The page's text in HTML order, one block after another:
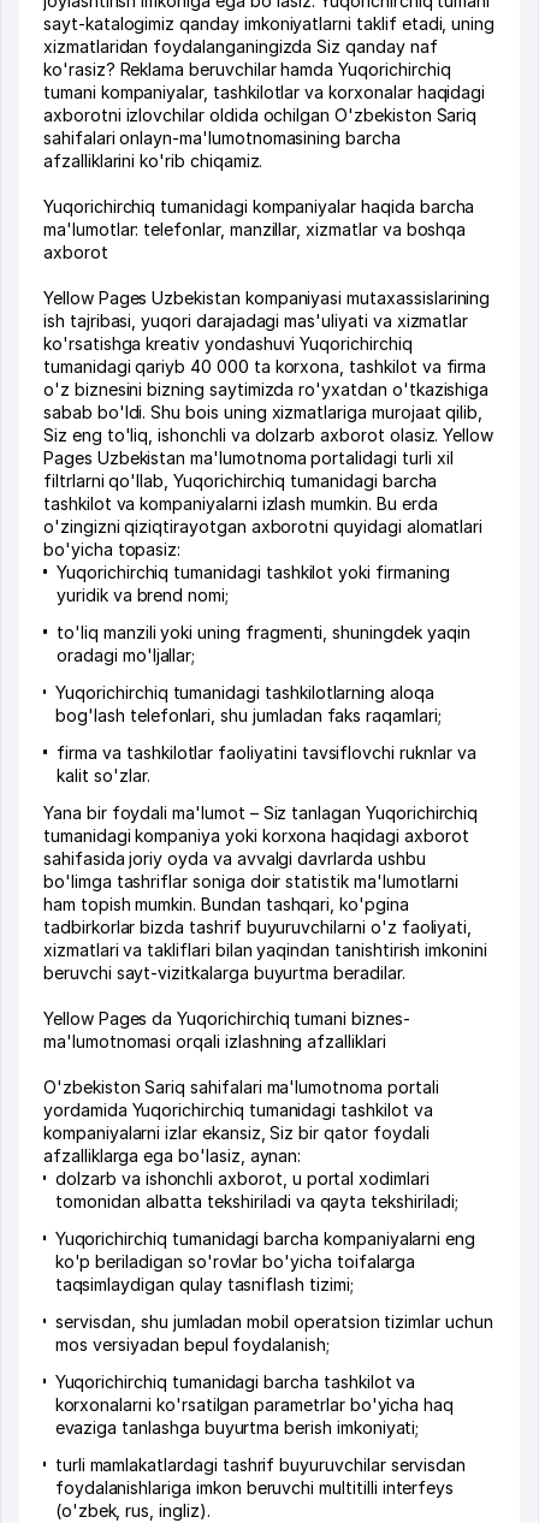
sayt-katalogimiz qanday imkoniyatlarni taklif etadi, uning
xizmatlaridan foydalanganingizda Siz qanday naf
ko'rasiz? Reklama beruvchilar hamda Yuqorichirchiq
tumani kompaniyalar, tashkilotlar va korxonalar haqidagi
axborotni izlovchilar oldida ochilgan O'zbekiston Sariq
sahifalari onlayn-ma'lumotnomasining barcha
afzalliklarini ko'rib chiqamiz.
Yuqorichirchiq tumanidagi kompaniyalar haqida barcha
ma'lumotlar: telefonlar, manzillar, xizmatlar va boshqa
axborot
Yellow Pages Uzbekistan kompaniyasi mutaxassislarining
ish tajribasi, yuqori darajadagi mas'uliyati va xizmatlar
ko'rsatishga kreativ yondashuvi Yuqorichirchiq
tumanidagi qariyb 40 000 ta korxona, tashkilot va firma
o'z biznesini bizning saytimizda ro'yxatdan o'tkazishiga
sabab bo'ldi. Shu bois uning xizmatlariga murojaat qilib,
Siz eng to'liq, ishonchli va dolzarb axborot olasiz. Yellow
Pages Uzbekistan ma'lumotnoma portalidagi turli xil
filtrlarni qo'llab, Yuqorichirchiq tumanidagi barcha
tashkilot va kompaniyalarni izlash mumkin. Bu erda
o'zingizni qiziqtirayotgan axborotni quyidagi alomatlari
bo'yicha topasiz:
Yuqorichirchiq tumanidagi tashkilot yoki firmaning
yuridik va brend nomi;
to'liq manzili yoki uning fragmenti, shuningdek yaqin
oradagi mo'ljallar;
Yuqorichirchiq tumanidagi tashkilotlarning aloqa
bog'lash telefonlari, shu jumladan faks raqamlari;
firma va tashkilotlar faoliyatini tavsiflovchi ruknlar va
kalit so'zlar.
Yana bir foydali ma'lumot – Siz tanlagan Yuqorichirchiq
tumanidagi kompaniya yoki korxona haqidagi axborot
sahifasida joriy oyda va avvalgi davrlarda ushbu
bo'limga tashriflar soniga doir statistik ma'lumotlarni
ham topish mumkin. Bundan tashqari, ko'pgina
tadbirkorlar bizda tashrif buyuruvchilarni o'z faoliyati,
xizmatlari va takliflari bilan yaqindan tanishtirish imkonini
beruvchi sayt-vizitkalarga buyurtma beradilar.
Yellow Pages da Yuqorichirchiq tumani biznes-
ma'lumotnomasi orqali izlashning afzalliklari
O'zbekiston Sariq sahifalari ma'lumotnoma portali
yordamida Yuqorichirchiq tumanidagi tashkilot va
kompaniyalarni izlar ekansiz, Siz bir qator foydali
afzalliklarga ega bo'lasiz, aynan:
dolzarb va ishonchli axborot, u portal xodimlari
tomonidan albatta tekshiriladi va qayta tekshiriladi;
Yuqorichirchiq tumanidagi barcha kompaniyalarni eng
ko'p beriladigan so'rovlar bo'yicha toifalarga
taqsimlaydigan qulay tasniflash tizimi;
servisdan, shu jumladan mobil operatsion tizimlar uchun
mos versiyadan bepul foydalanish;
Yuqorichirchiq tumanidagi barcha tashkilot va
korxonalarni ko'rsatilgan parametrlar bo'yicha haq
evaziga tanlashga buyurtma berish imkoniyati;
turli mamlakatlardagi tashrif buyuruvchilar servisdan
foydalanishlariga imkon beruvchi multitilli interfeys
(o'zbek, rus, ingliz).